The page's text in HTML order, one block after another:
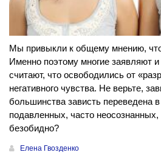
Мы привыкли к общему мнению,
Именно поэтому многие заявляют
считают, что освободились от
негативного чувства. Не верьте,
большинства зависть переведена в
подавленных, часто неосознанных,
безобидно?
Елена Гвозденко